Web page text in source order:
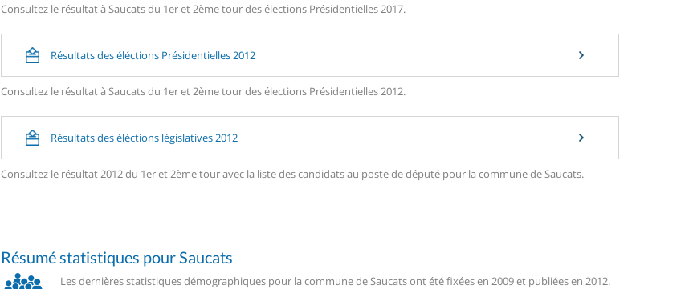
Consultez le résultat à Saucats du 1er et 2ème tour des élections Présidentielles 2017.
Résultats des éléctions Présidentielles 2012
Consultez le résultat à Saucats du 1er et 2ème tour des élections Présidentielles 2012.
Résultats des éléctions législatives 2012
Consultez le résultat 2012 du 1er et 2ème tour avec la liste des candidats au poste de député pour la commune de Saucats.
Résumé statistiques pour Saucats
Les dernières statistiques démographiques pour la commune de Saucats ont été fixées en 2009 et publiées en 2012.